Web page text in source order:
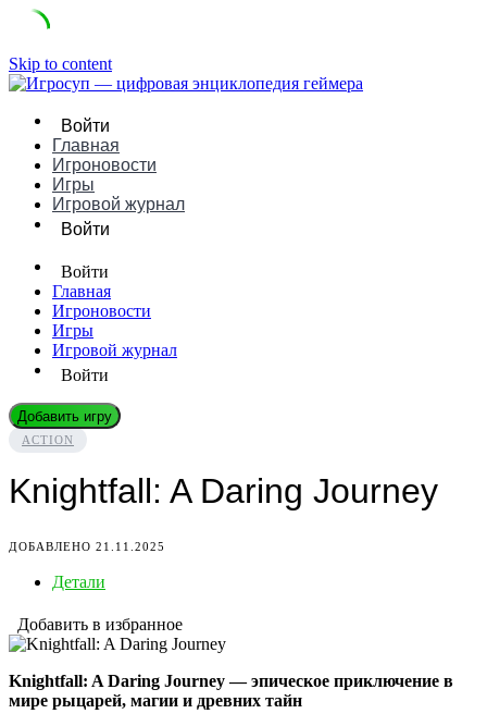
Skip to content
Войти
Главная
Игроновости
Игры
Игровой журнал
Войти
Войти
Главная
Игроновости
Игры
Игровой журнал
Войти
Добавить игру
ACTION
Knightfall: A Daring Journey
ДОБАВЛЕНО 21.11.2025
Детали
Добавить в избранное
Knightfall: A Daring Journey — эпическое приключение в
мире рыцарей, магии и древних тайн